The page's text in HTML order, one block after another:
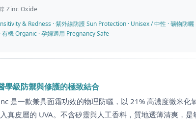
Zinc Oxide
& Redness · 紫外線防護 Sun Protection · Unisex / 中性 · 礦物防
有機 Organic · 孕婦適用 Pregnancy Safe
學級防禦與修護的極致結合
是一款兼具面霜功效的物理防曬，以 21% 高濃度微米化
真皮層的 UVA。不含矽靈與人工香料，質地透薄清爽，是